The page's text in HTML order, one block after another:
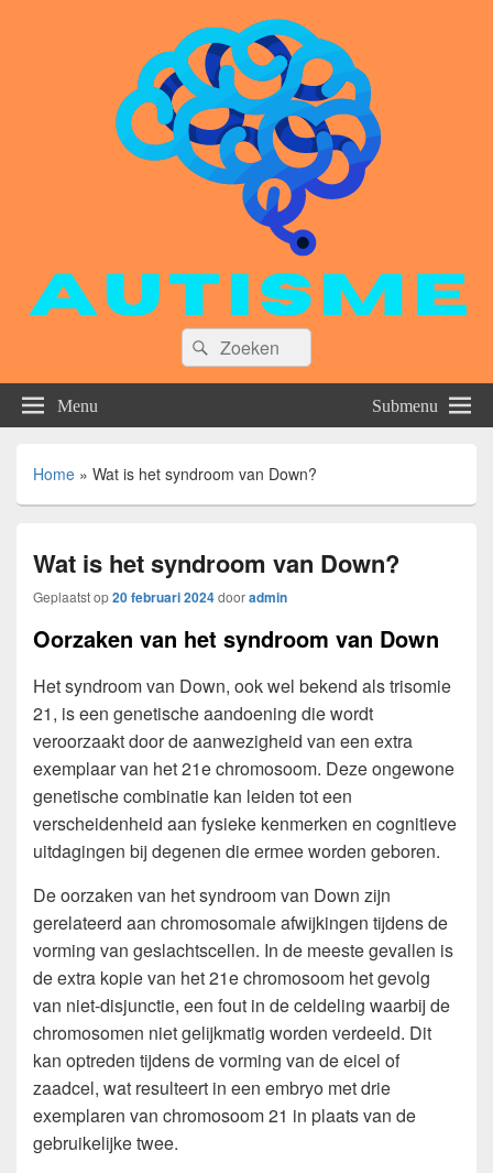
Zoeken
naar:
Zoeken
Menu Submenu
Home » Wat is het syndroom van Down?
Wat is het syndroom van Down?
Geplaatst op20 februari 2024dooradmin
Oorzaken van het syndroom van Down
Het syndroom van Down, ook wel bekend als trisomie
21, is een genetische aandoening die wordt
veroorzaakt door de aanwezigheid van een extra
exemplaar van het 21e chromosoom. Deze ongewone
genetische combinatie kan leiden tot een
verscheidenheid aan fysieke kenmerken en cognitieve
uitdagingen bij degenen die ermee worden geboren.
De oorzaken van het syndroom van Down zijn
gerelateerd aan chromosomale afwijkingen tijdens de
vorming van geslachtscellen. In de meeste gevallen is
de extra kopie van het 21e chromosoom het gevolg
van niet-disjunctie, een fout in de celdeling waarbij de
chromosomen niet gelijkmatig worden verdeeld. Dit
kan optreden tijdens de vorming van de eicel of
zaadcel, wat resulteert in een embryo met drie
exemplaren van chromosoom 21 in plaats van de
gebruikelijke twee.